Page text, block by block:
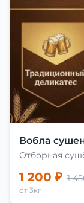
Вобла
Отборная
1 200 ₽ 1
от 3кг